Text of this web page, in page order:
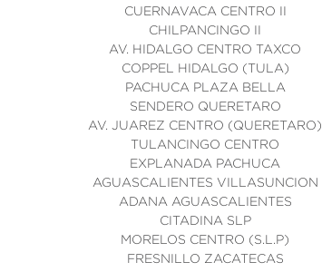
CUERNAVACA CENTRO II
CHILPANCINGO II
AV. HIDALGO CENTRO TAXCO
COPPEL HIDALGO (TULA)
PACHUCA PLAZA BELLA
SENDERO QUERETARO
AV. JUAREZ CENTRO (QUERETARO)
TULANCINGO CENTRO
EXPLANADA PACHUCA
AGUASCALIENTES VILLASUNCION
ADANA AGUASCALIENTES
CITADINA SLP
MORELOS CENTRO (S.L.P)
FRESNILLO ZACATECAS